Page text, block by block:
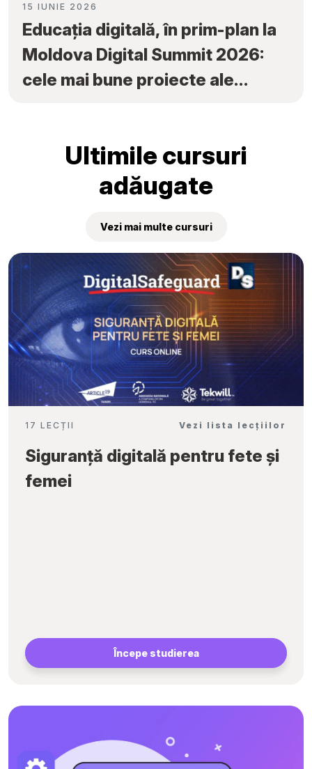
15 IUNIE 2026
Educația digitală, în prim-plan la
Moldova Digital Summit 2026:
cele mai bune proiecte ale
Ultimile cursuri
adăugate
Vezi mai multe cursuri
17 LECȚII Vezi lista lecțiilor
Siguranță digitală pentru fete și
femei
Începe studierea